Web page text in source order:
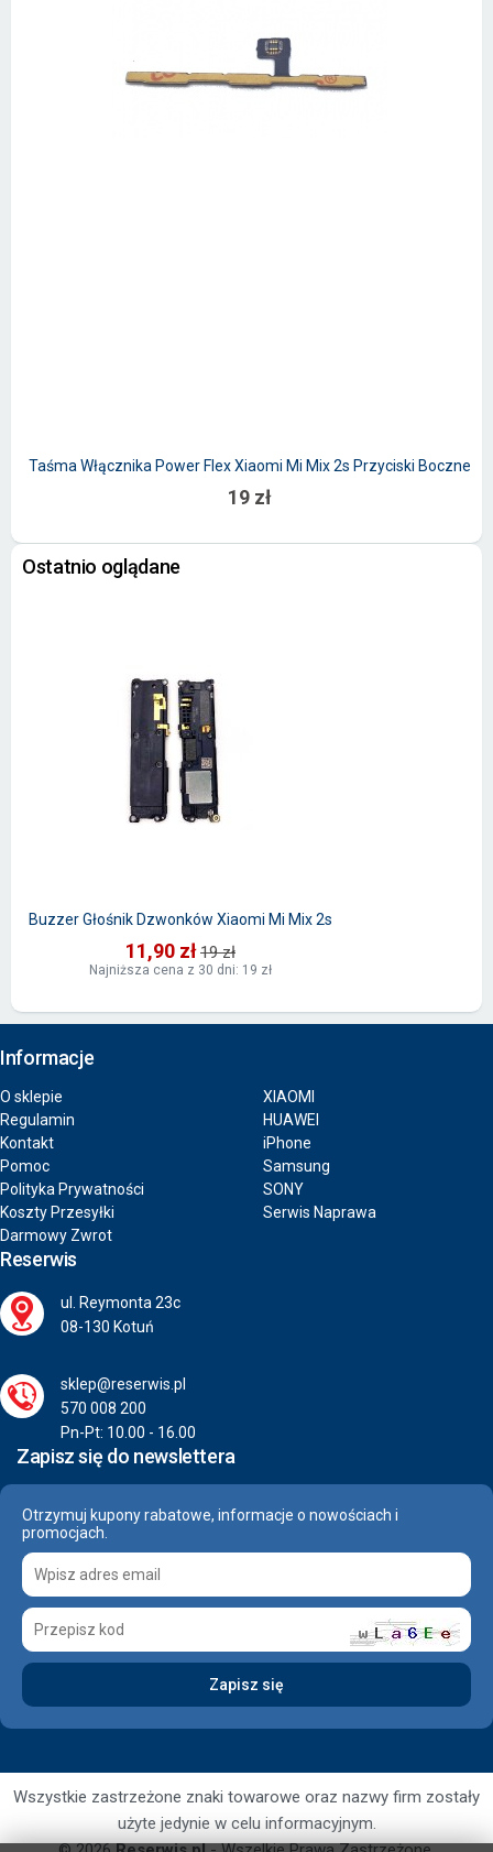
Taśma Włącznika Power Flex Xiaomi Mi Mix 2s Przyciski Boczne
19 zł
Ostatnio oglądane
Buzzer Głośnik Dzwonków Xiaomi Mi Mix 2s
11,90 zł19 zł
Najniższa cena z 30 dni: 19 zł
Informacje
O sklepie
Regulamin
Kontakt
Pomoc
Polityka Prywatności
Koszty Przesyłki
Darmowy Zwrot
XIAOMI
HUAWEI
iPhone
Samsung
SONY
Serwis Naprawa
Reserwis
ul. Reymonta 23c
08-130 Kotuń
sklep@reserwis.pl
570 008 200
Pn-Pt: 10.00 - 16.00
Zapisz się do newslettera
Otrzymuj kupony rabatowe, informacje o nowościach i
promocjach.
Wszystkie zastrzeżone znaki towarowe oraz nazwy firm zostały
użyte jedynie w celu informacyjnym.